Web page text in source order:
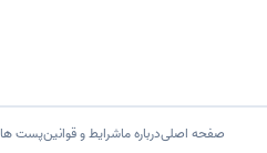
صفحه اصلیدرباره ماشرایط و قوانینپست ها